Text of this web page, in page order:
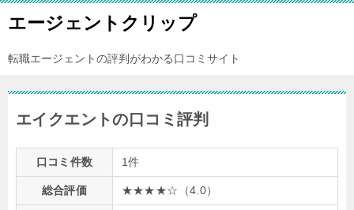
エージェントクリップ
転職エージェントの評判がわかる口コミサイト
エイクエントの口コミ評判
口コミ件数 1件
総合評価 ★★★★☆（4.0）